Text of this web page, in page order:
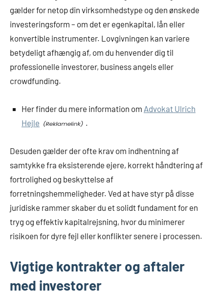
gælder for netop din virksomhedstype og den ønskede
investeringsform – om det er egenkapital, lån eller
konvertible instrumenter. Lovgivningen kan variere
betydeligt afhængig af, om du henvender dig til
professionelle investorer, business angels eller
crowdfunding.
Her finder du mere information om Advokat Ulrich
Hejle
.
Desuden gælder der ofte krav om indhentning af
samtykke fra eksisterende ejere, korrekt håndtering af
fortrolighed og beskyttelse af
forretningshemmeligheder. Ved at have styr på disse
juridiske rammer skaber du et solidt fundament for en
tryg og effektiv kapitalrejsning, hvor du minimerer
risikoen for dyre fejl eller konflikter senere i processen.
Vigtige kontrakter og aftaler
med investorer